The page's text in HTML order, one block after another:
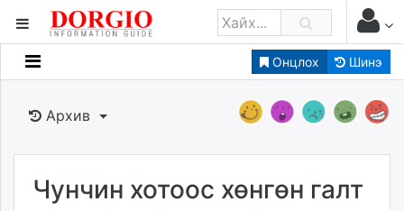
Онцлох Шинэ
Мэдээллийн
Банк санхүү
Бизнес ААН
Төрийн
Нийслэлийн
Архив
Чунчин хотоос хөнгөн галт